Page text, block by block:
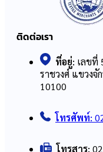
ติดต่อเรา
ที่อยู่: เลขที่
ราชวงศ์ แขวงจั
10100
โทรศัพท์:
โทรสาร: